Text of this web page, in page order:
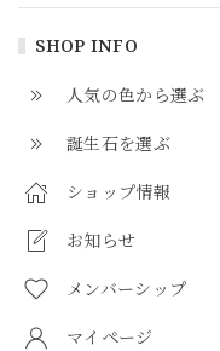
SHOP INFO
人気の色から選ぶ
誕生石を選ぶ
ショップ情報
お知らせ
メンバーシップ
マイページ